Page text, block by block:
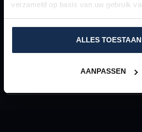
verzameld op basis van uw gebruik
ALLES TOESTAAN
AANPASSEN
MEER INFORMATIE
Heeft u vragen over onze producten?
op. Een team van specialisten staat u
KLANTENSERVICE